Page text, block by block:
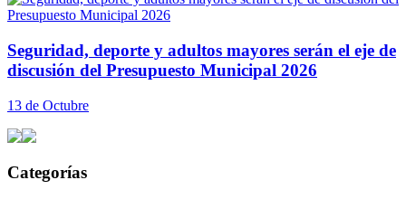
Seguridad, deporte y adultos mayores serán el eje de
discusión del Presupuesto Municipal 2026
13 de Octubre
Categorías